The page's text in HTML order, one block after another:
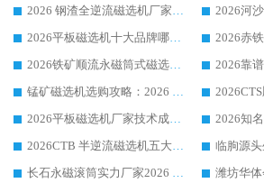
2026 钢渣全逆流磁选机厂家推荐 靠谱品牌售后完善案例丰富
2026平板磁选机十大品牌哪家好?华体会手机网页版-华体会(中国) 作为靠谱厂家实力出众
2026铁矿顺流永磁筒式磁选机十大品牌：华体会手机网页版-华体会(中国) 作为实力厂家领跑行业
锰矿磁选机选购攻略：2026 年靠谱厂家对比与避坑指南
2026平板磁选机厂家技术成熟口碑稳定推荐榜：华体会手机网页版-华体会(中国) 厂家
2026CTB 半逆流磁选机五大排行 实力厂家华体会手机网页版-华体会(中国) 领跑行业
长石永磁滚筒实力厂家2026 华体会手机网页版-华体会(中国) 深耕磁电领域品质可靠